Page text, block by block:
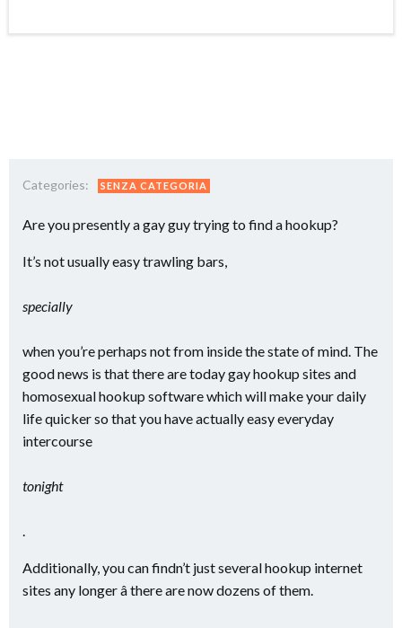
Categories: SENZA CATEGORIA
Are you presently a gay guy trying to find a hookup?
It’s not usually easy trawling bars,
specially
when you’re perhaps not from inside the state of mind. The
good news is that there are today gay hookup sites and
homosexual hookup software which will make your daily
life quicker so that you have actually easy everyday
intercourse
tonight
Additionally, you can findn’t just several hookup internet
sites any longer â there are now dozens of them.